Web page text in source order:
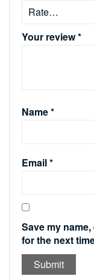
Your review*
Name*
Email*
Save my
for the next